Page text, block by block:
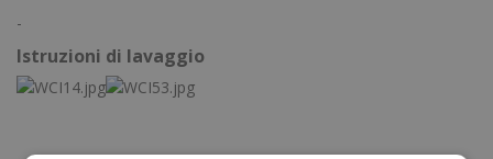
-
Istruzioni di lavaggio